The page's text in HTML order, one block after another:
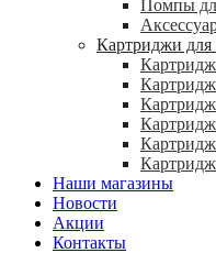
Помпы
Картриджи для
Наши магазины
Новости
Акции
Контакты